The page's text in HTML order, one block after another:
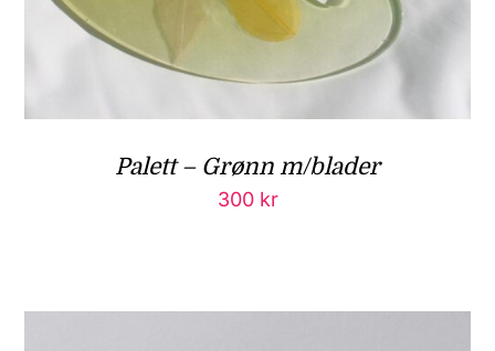
Palett – Grønn m/blader
300 kr